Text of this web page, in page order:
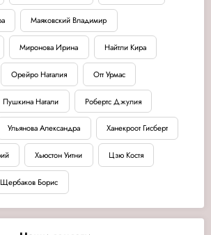
Маяковский Владимир
Миронова Ирина Найтли Кира
Орейро Наталия Отт Урмас
Пушкина Натали Робертс Джулия
Ульянова Александра Ханекроот Гисберт
Хьюстон Уитни Цзю Костя
Щербаков Борис